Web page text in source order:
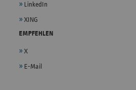
LinkedIn
XING
EMPFEHLEN
X
E-Mail